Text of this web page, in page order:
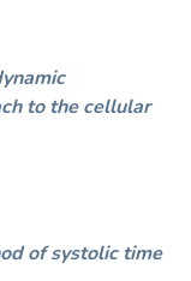
to the cellular
of systolic time